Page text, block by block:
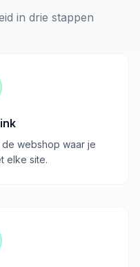
in drie stappen
webshop waar je
elke site.